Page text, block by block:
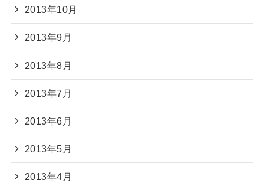
2013年10月
2013年9月
2013年8月
2013年7月
2013年6月
2013年5月
2013年4月